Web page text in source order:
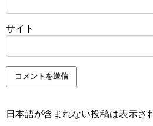
サイト
日本語が含まれない投稿は表示さ